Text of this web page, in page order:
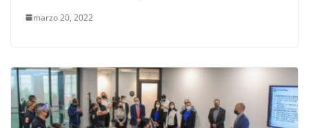
marzo 20, 2022